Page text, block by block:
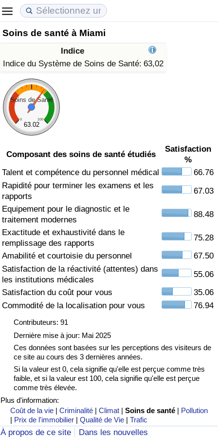
Soins de santé à Miami
Indice
Indice du Système de Soins de Santé: 63,02
Soins de Santé
0 100
63.02
Composant des soins de santé étudiés
Satisfaction
%
Talent et compétence du personnel médical
66.76
Rapidité pour terminer les examens et les
rapports
67.03
Equipement pour le diagnostic et le
traitement modernes
88.48
Exactitude et exhaustivité dans le
remplissage des rapports
75.28
Amabilité et courtoisie du personnel
67.50
Satisfaction de la réactivité (attentes) dans
les institutions médicales
55.06
Satisfaction du coût pour vous
35.06
Commodité de la localisation pour vous
76.94
Contributeurs: 91
Dernière mise à jour: Mai 2025
Ces données sont basées sur les perceptions des visiteurs de
ce site au cours des 3 dernières années.
Si la valeur est 0, cela signifie qu'elle est perçue comme très
faible, et si la valeur est 100, cela signifie qu'elle est perçue
comme très élevée.
Plus d'information:
Coût de la vie |Criminalité |Climat |Soins de santé | Pollution
| Prix de l'immobilier |Qualité de Vie |Trafic
À propos de ce site Dans les nouvelles
Coût de la vie
Indice du Coût de la Vie (Actuel)
Indice du Coût de la Vie
Indice du coût de la vie par pays
à Akaba
Prix de l'immobilier
Indice des Prix de l'immobilier (Actuel)
Indice des Prix de l'immobilier
Indice des Prix de l'immobilier par Pays
Qualité de Vie
Indice de Qualité de Vie
Indice de Qualité de Vie (Actuel)
Indice de qualité de vie par pays
Criminalité
Indice de Criminalité (Actuel)
Indice de Criminalité
Indice de criminalité par pays
Soins de santé
Indice des soins de santé (Actuel)
Indice des soins de santé
Indice des soins de santé par Pays
Pollution
Indice de Pollution (Actuel)
Indice de pollution
Indice de Pollution par Pays
Trafic